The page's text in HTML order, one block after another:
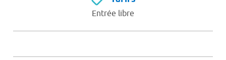
Entrée libre